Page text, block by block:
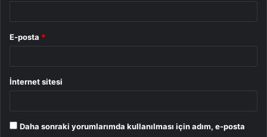
E-posta *
İnternet sitesi
Daha sonraki yorumlarımda kullanılması için adım, e-posta